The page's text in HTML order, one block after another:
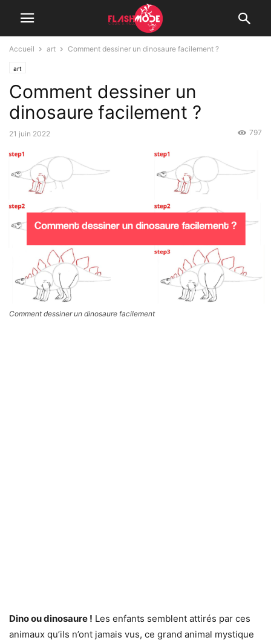
Accueil art Comment dessiner un dinosaure facilement ?
art
Comment dessiner un
dinosaure facilement ?
21 juin 2022 797
Comment dessiner un dinosaure facilement
Dino ou dinosaure ! Les enfants semblent attirés par ces
animaux qu’ils n’ont jamais vus, ce grand animal mystique